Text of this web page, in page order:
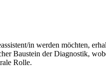
in werden möchten,
Baustein der Diagnostik,
Rolle.